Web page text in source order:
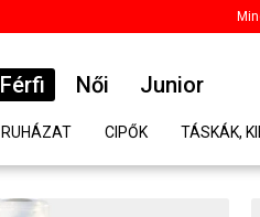
Férfi Női Junior
RUHÁZAT CIPŐK TÁSKÁK,